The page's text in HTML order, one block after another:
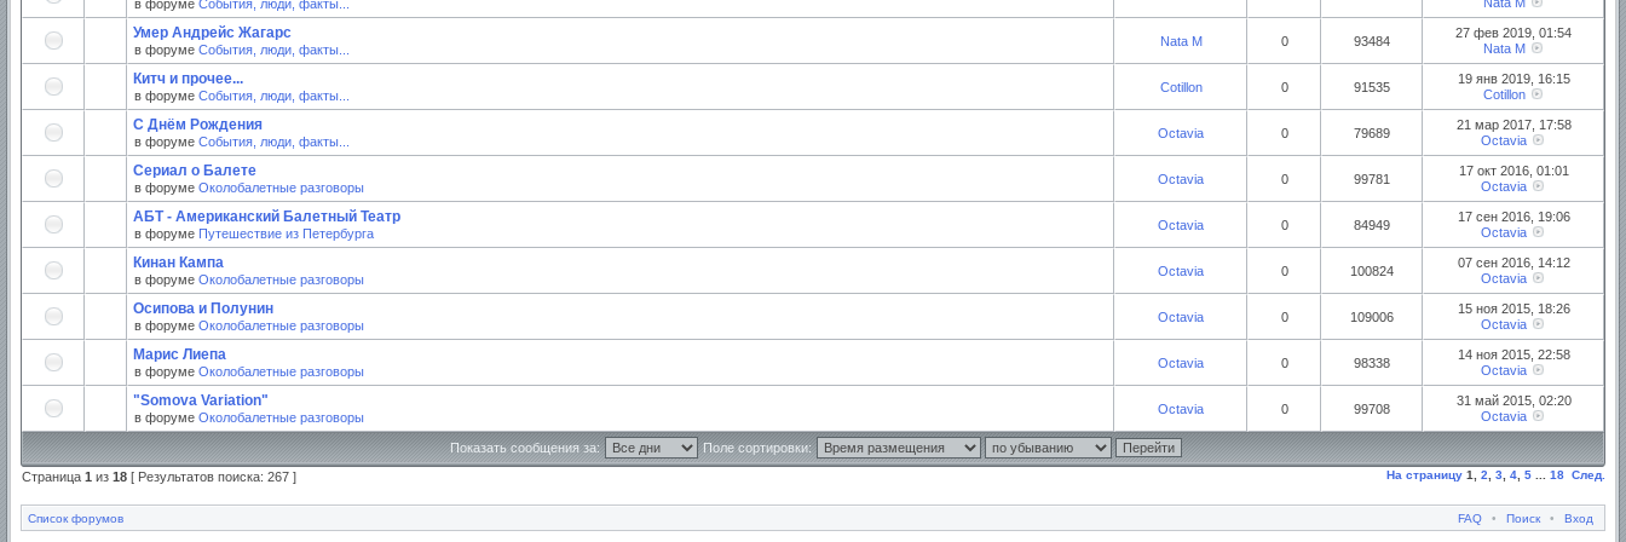
в форуме События, люди, факты...
Умер Андрейс Жагарс
в форуме События, люди, факты...
Nata M 0 93484
27 фев 2019, 01:54
Nata M
Китч и прочее...
в форуме События, люди, факты...
Cotillon 0 91535
19 янв 2019, 16:15
Cotillon
С Днём Рождения
в форуме События, люди, факты...
Octavia 0 79689
21 мар 2017, 17:58
Octavia
Сериал о Балете
в форуме Околобалетные разговоры
Octavia 0 99781
17 окт 2016, 01:01
Octavia
АБТ - Американский Балетный Театр
в форуме Путешествие из Петербурга
Octavia 0 84949
17 сен 2016, 19:06
Octavia
Кинан Кампа
в форуме Околобалетные разговоры
Octavia 0 100824
07 сен 2016, 14:12
Octavia
Осипова и Полунин
в форуме Околобалетные разговоры
Octavia 0 109006
15 ноя 2015, 18:26
Octavia
Марис Лиепа
в форуме Околобалетные разговоры
Octavia 0 98338
14 ноя 2015, 22:58
Octavia
"Somova Variation"
в форуме Околобалетные разговоры
Octavia 0 99708
31 май 2015, 02:20
Octavia
Показать сообщения за:
Поле сортировки:
Страница 1 из 18 [ Результатов поиска: 267 ] На страницу 1 2 3 4 5 18 След.
Список форумов FAQ • Поиск • Вход